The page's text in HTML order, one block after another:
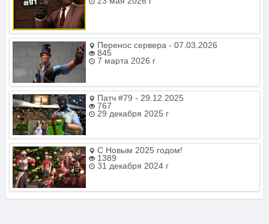
Перенос сервера - 07.03.2026
845
7 марта 2026 г
Патч #79 - 29.12.2025
767
29 декабря 2025 г
С Новым 2025 годом!
1389
31 декабря 2024 г